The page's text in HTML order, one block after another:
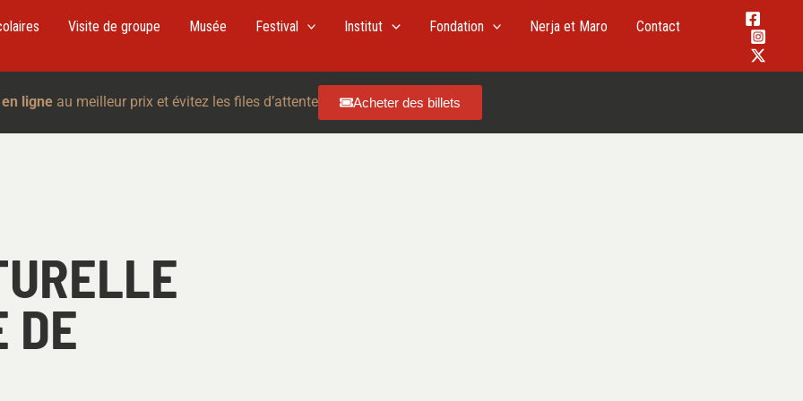
Visite de groupe Musée Festival Institut Fondation Nerja et Maro
Contact
ligne au meilleur prix et évitez les files d’attente Acheter des billets
DE